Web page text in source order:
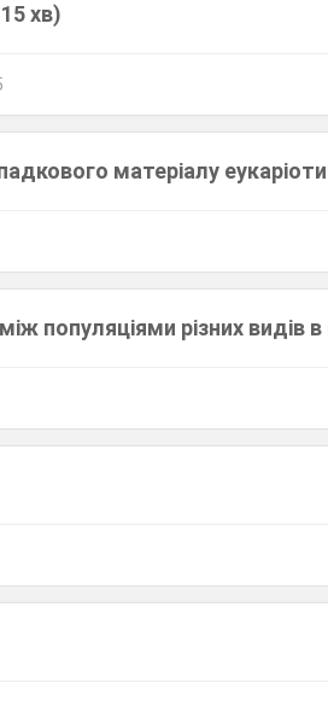
хв)
матеріалу
між популяціями різних видів